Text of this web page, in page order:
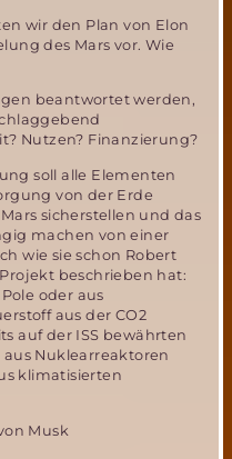
wir den Plan von Elon
des Mars vor. Wie
beantwortet werden,
Nutzen? Finanzierung?
soll alle Elementen
von der Erde
sicherstellen und das
machen von einer
wie sie schon Robert
Projekt beschrieben hat:
oder aus
aus der CO2
auf der ISS bewährten
Nuklearreaktoren
klimatisierten
Musk